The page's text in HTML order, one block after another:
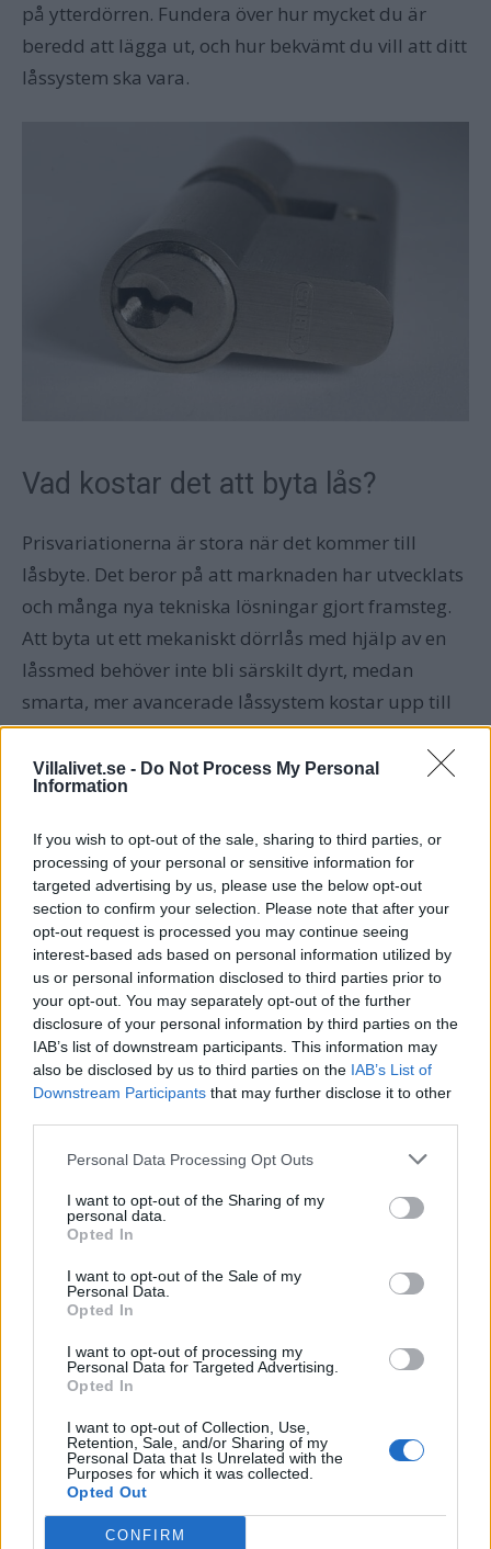
Villalivet.se - Do Not Process My Personal
Information
If you wish to opt-out of the sale, sharing to third parties, or
processing of your personal or sensitive information for
targeted advertising by us, please use the below opt-out
section to confirm your selection. Please note that after your
opt-out request is processed you may continue seeing
interest-based ads based on personal information utilized by
us or personal information disclosed to third parties prior to
your opt-out. You may separately opt-out of the further
disclosure of your personal information by third parties on the
IAB’s list of downstream participants. This information may
also be disclosed by us to third parties on the IAB’s List of
Downstream Participants that may further disclose it to other
Personal Data Processing Opt Outs
I want to opt-out of the Sharing of my
personal data.
Opted In
I want to opt-out of the Sale of my
Personal Data.
Opted In
I want to opt-out of processing my
Personal Data for Targeted Advertising.
Opted In
I want to opt-out of Collection, Use,
Retention, Sale, and/or Sharing of my
Personal Data that Is Unrelated with the
Purposes for which it was collected.
Opted Out
CONFIRM
på ytterdörren. Fundera över hur mycket du är
beredd att lägga ut, och hur bekvämt du vill att ditt
låssystem ska vara.
Vad kostar det att byta lås?
Prisvariationerna är stora när det kommer till
låsbyte. Det beror på att marknaden har utvecklats
och många nya tekniska lösningar gjort framsteg.
Att byta ut ett mekaniskt dörrlås med hjälp av en
låssmed behöver inte bli särskilt dyrt, medan
smarta, mer avancerade låssystem kostar upp till
5-6000 kronor–bara att köpa själva låset.
Olika dörrlås på marknaden
Mycket har hänt på låsmarknaden den senaste
tiden och de som kanske stuckit ut hakan mest är
de smarta dörrlåsen. Även om det finns
elektroniska och smarta dörrlås ska man inte
underskatta de mekaniska dörrlåsen idag. De är
rejäla, har ofta flera funktioner och nycklarna är
kopieringsskyddade. Är man osäker på vad man
ska välja för lås kan man fundera över ens vanor. Är
du bor med om varandra?
Elektroniska dörrlås
varianter. Den vanligaste varianten är kombinerade
dörrlås, så kallade “elektromekaniska” dörrlås. De
har ett kombinerat mekaniskt lås med ett
elektroniskt. Med detta lås slipper du tänka på
nycklar utan kan ha en passerbricka, en kod eller
en fjärrkontroll–ungefär som ett billås. Du kan
installera tillfälliga koder till din dörr som gör att
en tillfällig gäst kan ta sig in utan att du behöver